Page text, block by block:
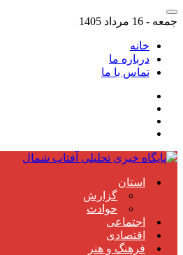
جمعه - 16 مرداد 1405
خانه
درباره ما
تماس با ما
استان
گزارش
حوادث
اجتماعی
اقتصادی
فرهنگ و هنر